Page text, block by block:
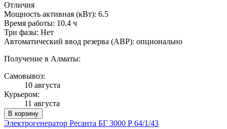
Отличия
Мощность активная (кВт): 6.5
Время работы: 10.4 ч
Три фазы: Нет
Автоматический ввод резерва (АВР): опционально
Получение в Алматы:
Самовывоз:
10 августа
Курьером:
11 августа
В корзину
Электрогенератор Ресанта БГ 3000 Р 64/1/43